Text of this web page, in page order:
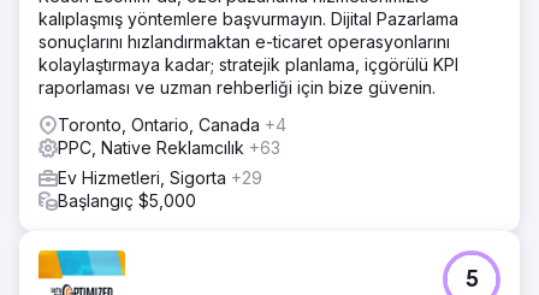
kalıplaşmış yöntemlere başvurmayın. Dijital Pazarlama
sonuçlarını hızlandırmaktan e-ticaret operasyonlarını
kolaylaştırmaya kadar; stratejik planlama, içgörülü KPI
raporlaması ve uzman rehberliği için bize güvenin.
Toronto, Ontario, Canada +4
PPC, Native Reklamcılık +63
Ev Hizmetleri, Sigorta +29
Başlangıç $5,000
5